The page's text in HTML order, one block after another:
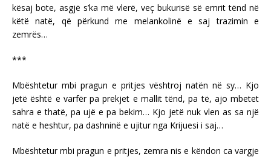
kësaj bote, asgjë s’ka më vlerë, veç bukurisë së emrit tënd në
këtë natë, që përkund me melankolinë e saj trazimin e
zemrës…
***
Mbështetur mbi pragun e pritjes vështroj natën në sy… Kjo
jetë është e varfër pa prekjet e mallit tënd, pa të, ajo mbetet
sahra e thatë, pa ujë e pa bekim… Kjo jetë nuk vlen as sa një
natë e heshtur, pa dashninë e ujitur nga Krijuesi i saj…
Mbështetur mbi pragun e pritjes, zemra nis e këndon ca vargje